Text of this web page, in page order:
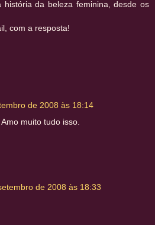
história da beleza feminina, desde os
com a resposta!
de 2008 às 18:14
muito tudo isso.
de 2008 às 18:33